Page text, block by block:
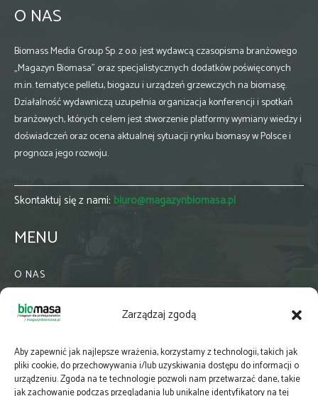
Zarządzaj zgodą
Aby zapewnić jak najlepsze wrażenia, korzystamy z technologii, takich jak
pliki cookie, do przechowywania i/lub uzyskiwania dostępu do informacji o
urządzeniu. Zgoda na te technologie pozwoli nam przetwarzać dane, takie
jak zachowanie podczas przeglądania lub unikalne identyfikatory na tej
O NAS
Biomass Media Group Sp. z o.o. jest wydawcą czasopisma branżowego
„Magazyn Biomasa” oraz specjalistycznych dodatków poświęconych
m.in. tematyce pelletu, biogazu i urządzeń grzewczych na biomasę.
Działalność wydawniczą uzupełnia organizacja konferencji i spotkań
branżowych, których celem jest stworzenie platformy wymiany wiedzy i
doświadczeń oraz ocena aktualnej sytuacji rynku biomasy w Polsce i
prognoza jego rozwoju.
Skontaktuj się z nami: biuro@magazynbiomasa.pl
MENU
O NAS
WSPÓŁPRACA
PRENUMERATA
NEWSLETTER